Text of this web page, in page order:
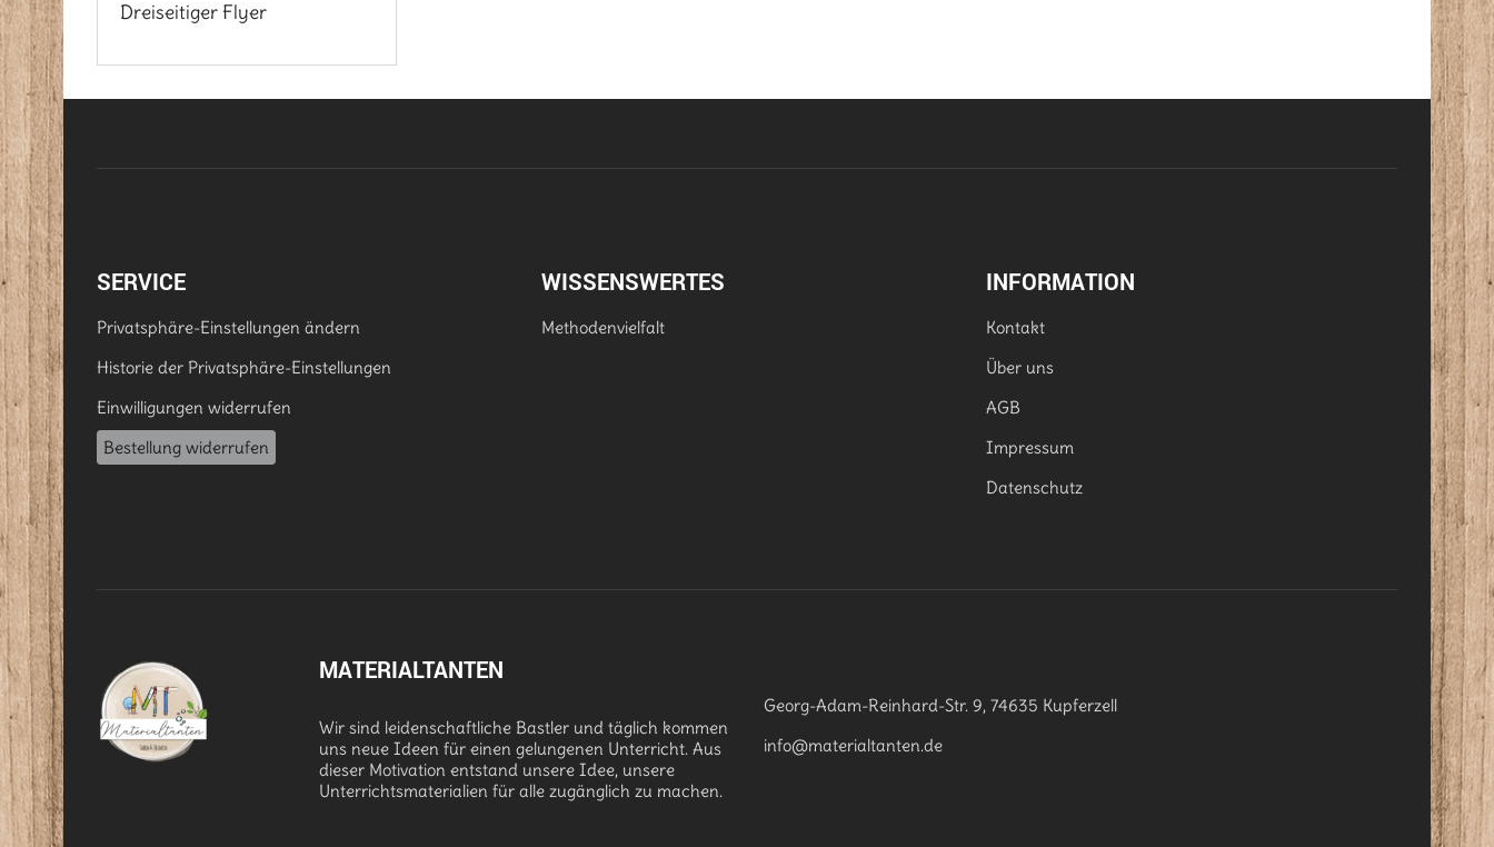
Dreiseitiger Flyer
SERVICE
Privatsphäre-Einstellungen ändern
Historie der Privatsphäre-Einstellungen
Einwilligungen widerrufen
Bestellung widerrufen
WISSENSWERTES
Methodenvielfalt
INFORMATION
Kontakt
Über uns
AGB
Impressum
Datenschutz
MATERIALTANTEN
Wir sind leidenschaftliche Bastler und täglich kommen
uns neue Ideen für einen gelungenen Unterricht. Aus
dieser Motivation entstand unsere Idee, unsere
Unterrichtsmaterialien für alle zugänglich zu machen.
Georg-Adam-Reinhard-Str. 9, 74635 Kupferzell
info@materialtanten.de